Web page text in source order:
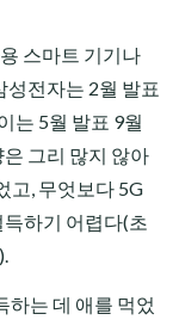
스마트 기기나
성전자는 2월 발표
는 5월 발표 9월
그리 많지 않아
고, 무엇보다 5G
하기 어렵다(초
하는 데 애를 먹었